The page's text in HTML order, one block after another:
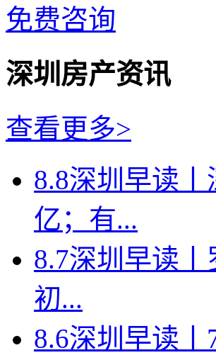
免费咨询
深圳房产资讯
查看更多>
8.8深圳早读
亿；有...
8.7深圳早读
初...
8.6深圳早读